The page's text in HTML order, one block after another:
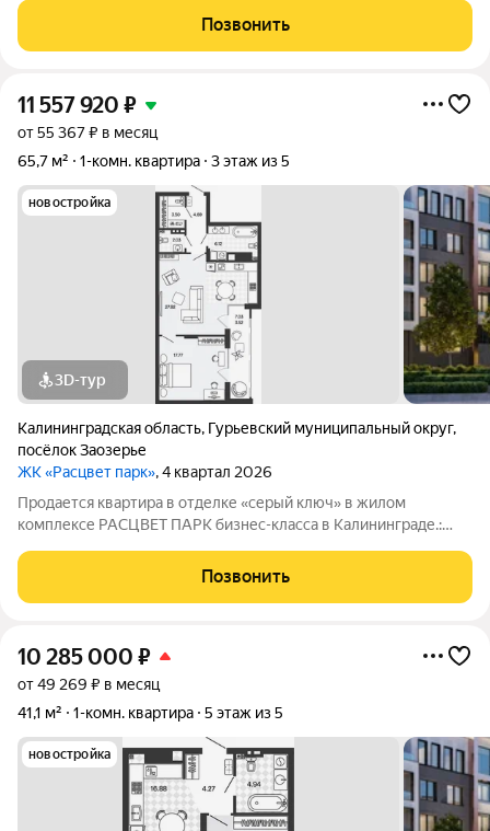
Виды на озеро и природу благодаря панорамному остеклению.
Продуманная
Позвонить
11 557 920 ₽
от 55 367 ₽ в месяц
65,7 м²
1-комн. квартира 3 этаж из 5
новостройка
3D-тур
Калининградская область, Гурьевский муниципальный округ,
посёлок Заозерье
ЖК «Расцвет парк», 4 квартал 2026
Продается квартира в отделке «серый ключ» в жилом
комплексе РАСЦВЕТ ПАРК бизнес-класса в Калининграде.:
Виды на озеро и природу благодаря панорамному остеклению.
Продуманная
Позвонить
10 285 000 ₽
от 49 269 ₽ в месяц
41,1 м²
1-комн. квартира 5 этаж из 5
новостройка